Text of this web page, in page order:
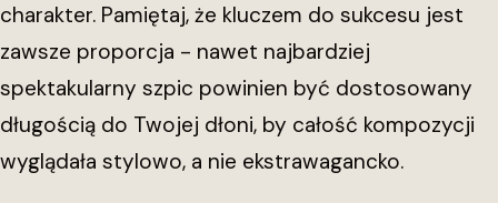
charakter. Pamiętaj, że kluczem do sukcesu jest
zawsze proporcja - nawet najbardziej
spektakularny szpic powinien być dostosowany
długością do Twojej dłoni, by całość kompozycji
wyglądała stylowo, a nie ekstrawagancko.